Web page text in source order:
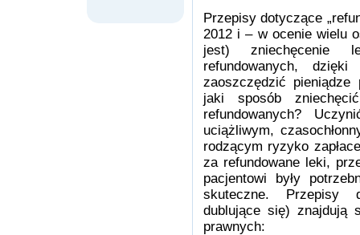
Przepisy dotyczące
2012 i – w ocenie wielu
jest) zniechęcenie
refundowanych,
zaoszczędzić
jaki sposób
refundowanych?
uciążliwym,
rodzącym ryzyko
za refundowane leki,
pacjentowi były
skuteczne. Przepisy
dublujące się) znajdują
prawnych: